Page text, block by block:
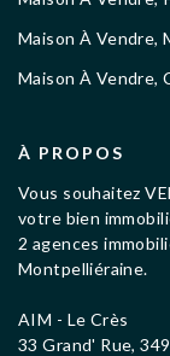
Maison À Vendre,
Maison À Vendre,
À PROPOS
Vous souhaitez
votre bien
2 agences
Montpelliéraine.
AIM - Le Crès
33 Grand' Rue,